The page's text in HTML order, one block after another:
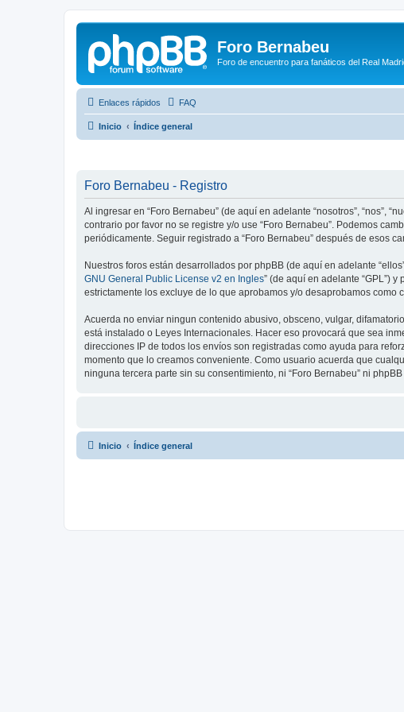
Foro Bernabeu
Foro de encuentro para fanáticos del Real
Enlaces rápidos FAQ
Inicio Índice general
Foro Bernabeu - Registro
Al ingresar en “Foro Bernabeu” (de aquí en adelante “nosotros”, “nos”,
contrario por favor no se registre y/o use “Foro Bernabeu”. Podemos
periódicamente. Seguir registrado a “Foro Bernabeu” después de esos
Nuestros foros están desarrollados por phpBB (de aquí en adelante
GNU General Public License v2 en Ingles” (de aquí en adelante “GPL”)
estrictamente los excluye de lo que aprobamos y/o desaprobamos
Acuerda no enviar ningun contenido abusivo, obsceno, vulgar,
está instalado o Leyes Internacionales. Hacer eso provocará que sea
direcciones IP de todos los envíos son registradas como ayuda para
momento que lo creamos conveniente. Como usuario acuerda que
ninguna tercera parte sin su consentimiento, ni “Foro Bernabeu” ni
Inicio Índice general